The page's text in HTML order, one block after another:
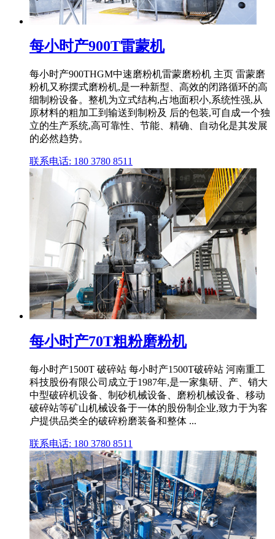
每小时产900T雷蒙机
每小时产900THGM中速磨粉机雷蒙磨粉机 主页 雷蒙磨
粉机又称摆式磨粉机,是一种新型、高效的闭路循环的高
细制粉设备。整机为立式结构,占地面积小,系统性强,从
原材料的粗加工到输送到制粉及 后的包装,可自成一个独
立的生产系统,高可靠性、节能、精确、自动化是其发展
的必然趋势。
联系电话: 180 3780 8511
每小时产70T粗粉磨粉机
每小时产1500T 破碎站 每小时产1500T破碎站 河南重工
科技股份有限公司成立于1987年,是一家集研、产、销大
中型破碎机设备、制砂机械设备、磨粉机械设备、移动
破碎站等矿山机械设备于一体的股份制企业,致力于为客
户提供品类全的破碎粉磨装备和整体 ...
联系电话: 180 3780 8511